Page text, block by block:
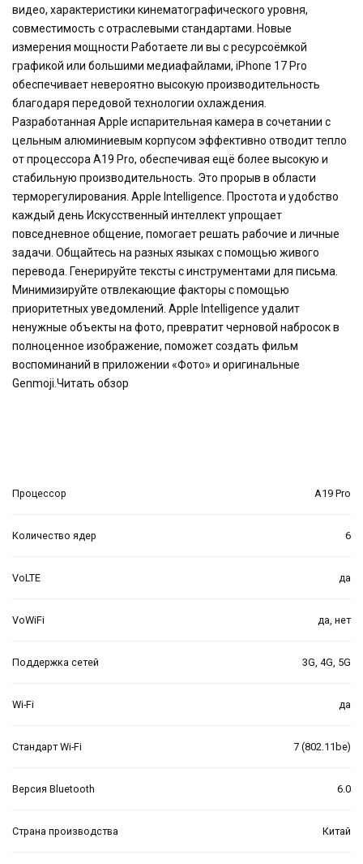
видео, характеристики кинематографического уровня,
совместимость с отраслевыми стандартами. Новые
измерения мощности Работаете ли вы с ресурсоёмкой
графикой или большими медиафайлами, iPhone 17 Pro
обеспечивает невероятно высокую производительность
благодаря передовой технологии охлаждения.
Разработанная Apple испарительная камера в сочетании с
цельным алюминиевым корпусом эффективно отводит тепло
от процессора A19 Pro, обеспечивая ещё более высокую и
стабильную производительность. Это прорыв в области
терморегулирования. Apple Intelligence. Простота и удобство
каждый день Искусственный интеллект упрощает
повседневное общение, помогает решать рабочие и личные
задачи. Общайтесь на разных языках с помощью живого
перевода. Генерируйте тексты с инструментами для письма.
Минимизируйте отвлекающие факторы с помощью
приоритетных уведомлений. Apple Intelligence удалит
ненужные объекты на фото, превратит черновой набросок в
полноценное изображение, поможет создать фильм
воспоминаний в приложении «Фото» и оригинальные
Genmoji.Читать обзор
Процессор A19 Pro
Количество ядер 6
VoLTE да
VoWiFi да, нет
Поддержка сетей 3G, 4G, 5G
Wi-Fi да
Стандарт Wi-Fi 7 (802.11be)
Версия Bluetooth 6.0
Страна производства Китай